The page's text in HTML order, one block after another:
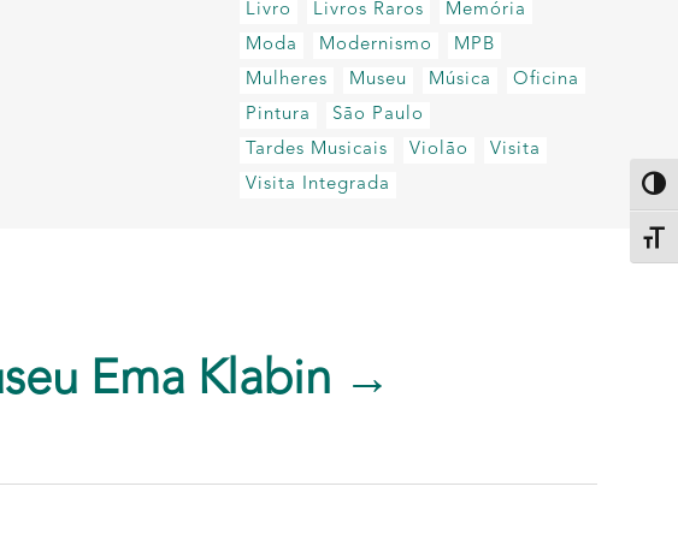
Livro
Livros Raros
Memória
Moda
Modernismo
MPB
Mulheres
Museu Música
Oficina
Pintura
São Paulo
Tardes Musicais
Violão
Visita
Visita Integrada
Ema Klabin →